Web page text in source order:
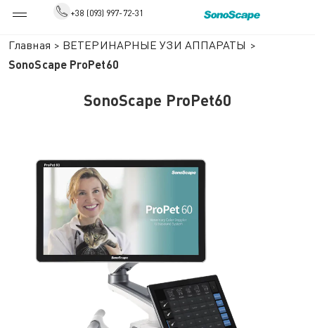
+38 (093) 997-72-31
Главная > ВЕТЕРИНАРНЫЕ УЗИ АППАРАТЫ >
SonoScape ProPet60
SonoScape ProPet60